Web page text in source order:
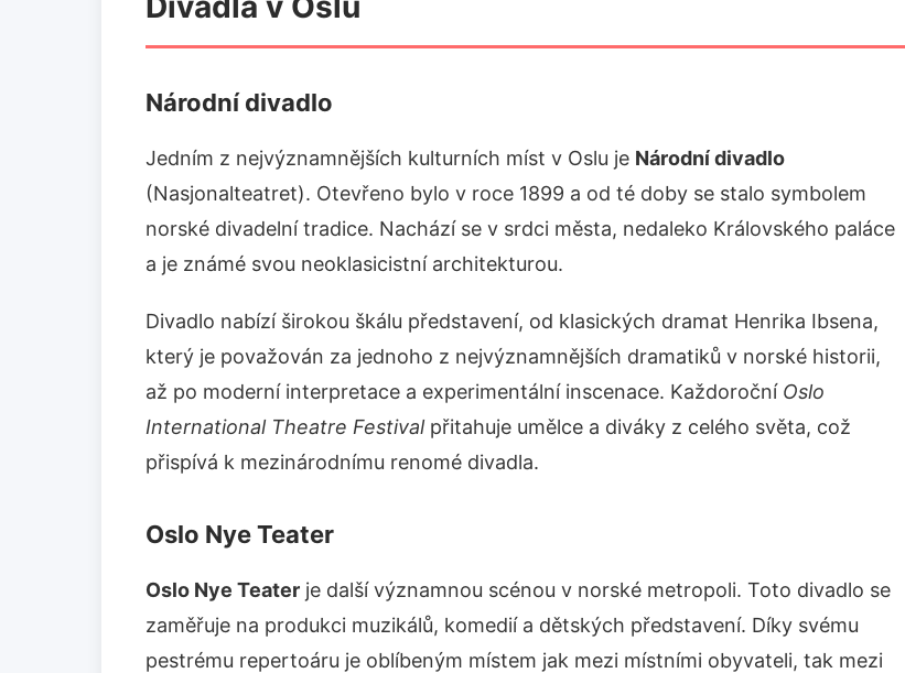
Národní divadlo
Jedním z nejvýznamnějších kulturních míst v Oslu je Národní divadlo
(Nasjonalteatret). Otevřeno bylo v roce 1899 a od té doby se stalo symbolem
norské divadelní tradice. Nachází se v srdci města, nedaleko Královského paláce
a je známé svou neoklasicistní architekturou.
Divadlo nabízí širokou škálu představení, od klasických dramat Henrika Ibsena,
který je považován za jednoho z nejvýznamnějších dramatiků v norské historii,
až po moderní interpretace a experimentální inscenace. Každoroční Oslo
International Theatre Festivalpřitahuje umělce a diváky z celého světa, což
přispívá k mezinárodnímu renomé divadla.
Oslo Nye Teater
Oslo Nye Teater je další významnou scénou v norské metropoli. Toto divadlo se
zaměřuje na produkci muzikálů, komedií a dětských představení. Díky svému
pestrému repertoáru je oblíbeným místem jak mezi místními obyvateli, tak mezi